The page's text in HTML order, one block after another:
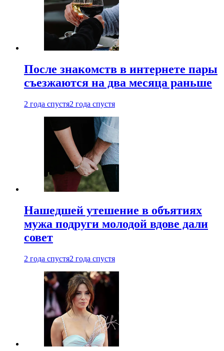
После знакомств в интернете пары
съезжаются на два месяца раньше
2 года спустя2 года спустя
Нашедшей утешение в объятиях
мужа подруги молодой вдове дали
совет
2 года спустя2 года спустя